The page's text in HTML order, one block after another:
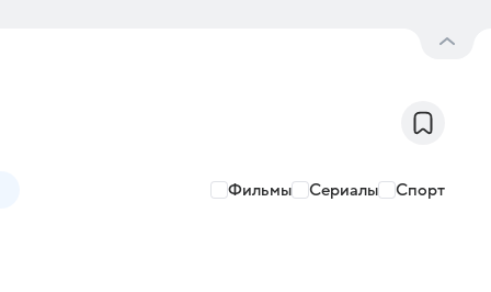
Фильмы Сериалы Спорт